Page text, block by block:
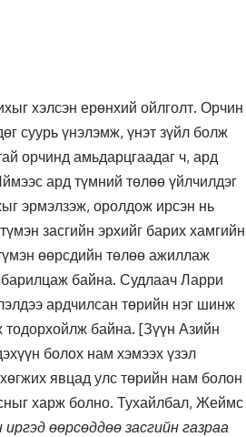
хэлсэн ерөнхий ойлголт. Орчин
суурь үнэлэмж, үнэт зүйл болж
орчинд амьдарцгаадаг ч, ард
ард түмний төлөө үйлчилдэг
эрмэлзэж, оролдож ирсэн нь
засгийн эрхийг барих хамгийн
өөрсдийн төлөө ажиллаж
барилцаж байна. Судлаач Ларри
ардчилсан төрийн нэг шинж
тодорхойлж байна. [Зүүн Азийн
болох нам хэмээх үзэл
явцад улс төрийн нам болон
харж болно. Тухайлбал, Жеймс
өөрсөддөө засгийн газраа